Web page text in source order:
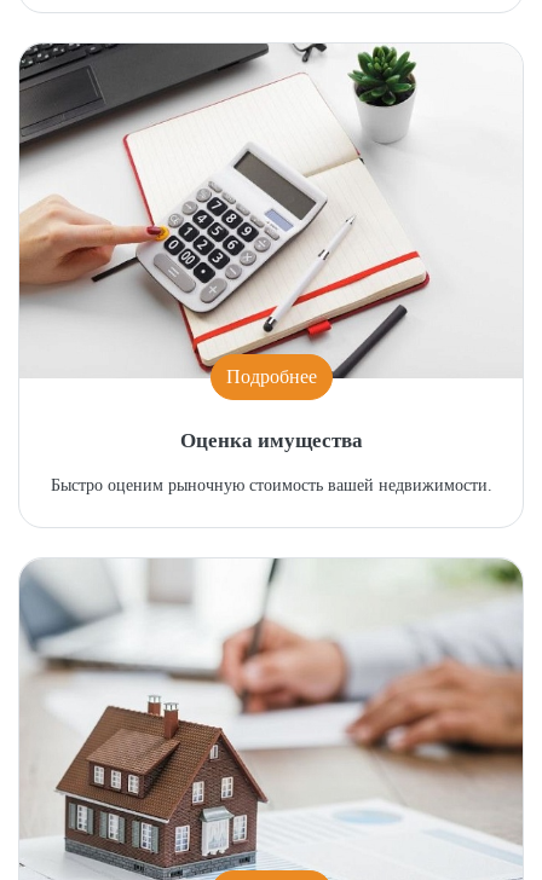
Подробнее
Оценка имущества
Быстро оценим рыночную стоимость вашей недвижимости.